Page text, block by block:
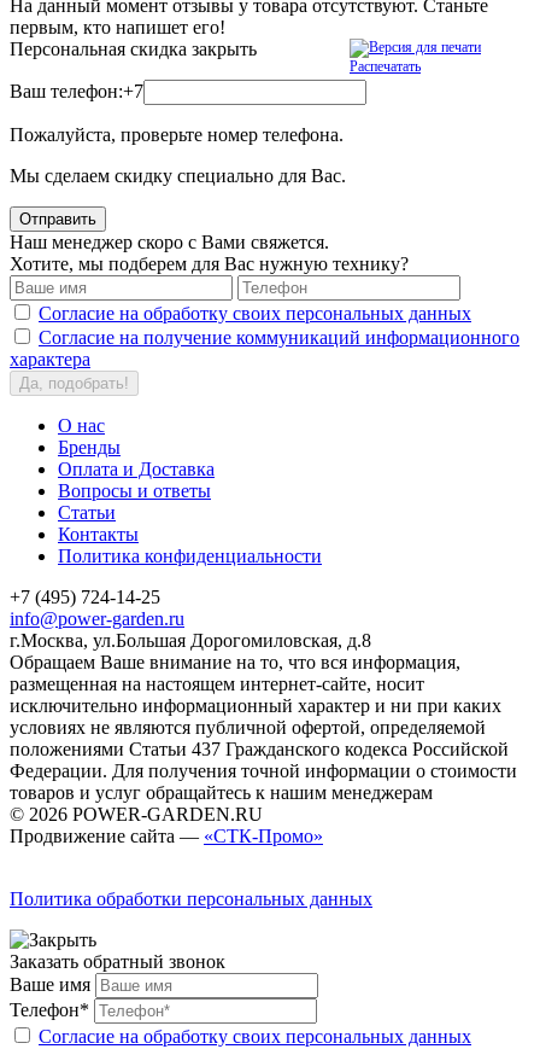
На данный момент отзывы у товара отсутствуют. Станьте
первым, кто напишет его!
Распечатать
Персональная скидка закрыть
Ваш телефон:+7
Пожалуйста, проверьте номер телефона.
Мы сделаем скидку специально для Вас.
Отправить
Наш менеджер скоро с Вами свяжется.
Хотите, мы подберем для Вас нужную технику?
Согласие на обработку своих персональных данных
Согласие на получение коммуникаций информационного
характера
Да, подобрать!
О нас
Бренды
Оплата и Доставка
Вопросы и ответы
Статьи
Контакты
Политика конфиденциальности
+7 (495) 724-14-25
info@power-garden.ru
г.Москва, ул.Большая Дорогомиловская, д.8
Обращаем Ваше внимание на то, что вся информация,
размещенная на настоящем интернет-сайте, носит
исключительно информационный характер и ни при каких
условиях не являются публичной офертой, определяемой
положениями Статьи 437 Гражданского кодекса Российской
Федерации. Для получения точной информации о стоимости
товаров и услуг обращайтесь к нашим менеджерам
© 2026 POWER-GARDEN.RU
Продвижение сайта — «СТК-Промо»
Политика обработки персональных данных
Заказать обратный звонок
Ваше имя
Телефон*
Согласие на обработку своих персональных данных